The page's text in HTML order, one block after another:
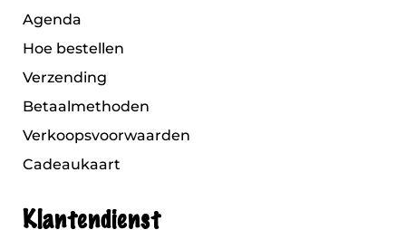
Agenda
Hoe bestellen
Verzending
Betaalmethoden
Verkoopsvoorwaarden
Cadeaukaart
Klantendienst